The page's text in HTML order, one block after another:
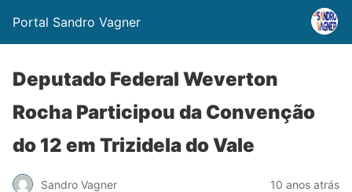
Portal Sandro Vagner
Deputado Federal Weverton
Rocha Participou da Convenção
do 12 em Trizidela do Vale
Sandro Vagner 10 anos atrás